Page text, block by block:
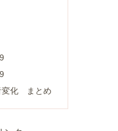
変化 まとめ